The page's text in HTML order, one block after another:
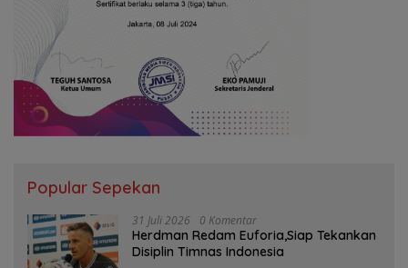
Popular Sepekan
31 Juli 2026 0 Komentar
Herdman Redam Euforia,Siap Tekankan
Disiplin Timnas Indonesia